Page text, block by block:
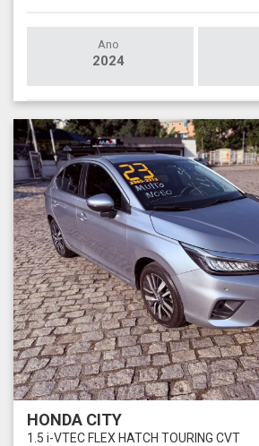
Ano
2024
HONDA CITY
1.5 i-VTEC FLEX HATCH TOURING CVT